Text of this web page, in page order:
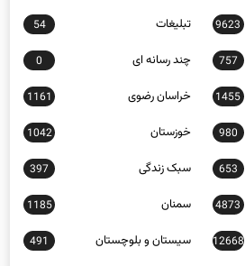
9623 تبلیغات 54
757 چند رسانه ای 0
1455 خراسان رضوی 1161
980 خوزستان 1042
653 سبک زندگی 397
4873 سمنان 1185
12668 سیستان و بلوچستان 491